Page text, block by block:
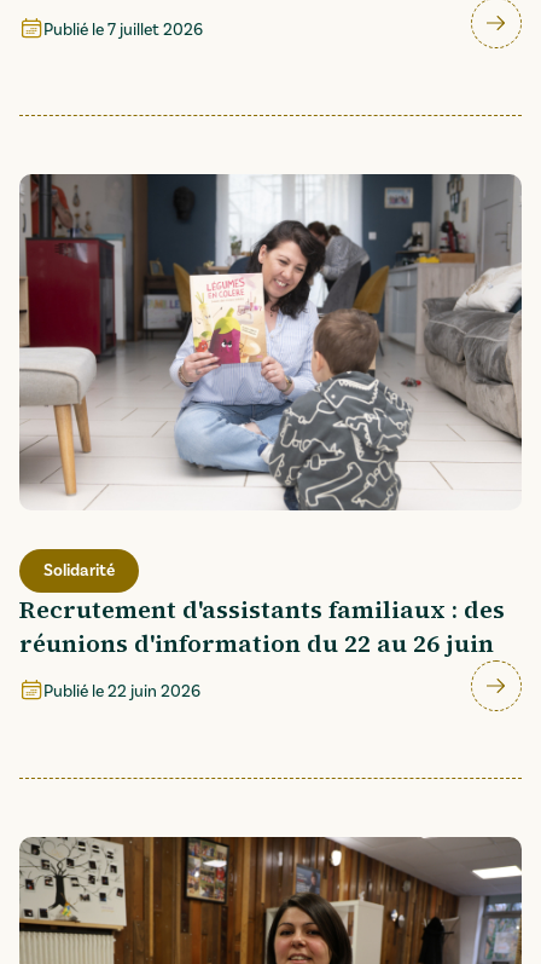
Publié le7 juillet 2026
Solidarité
Recrutement d'assistants familiaux : des
réunions d'information du 22 au 26 juin
Publié le22 juin 2026